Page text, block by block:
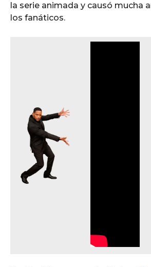
la serie animada y causó mucha
los fanáticos.